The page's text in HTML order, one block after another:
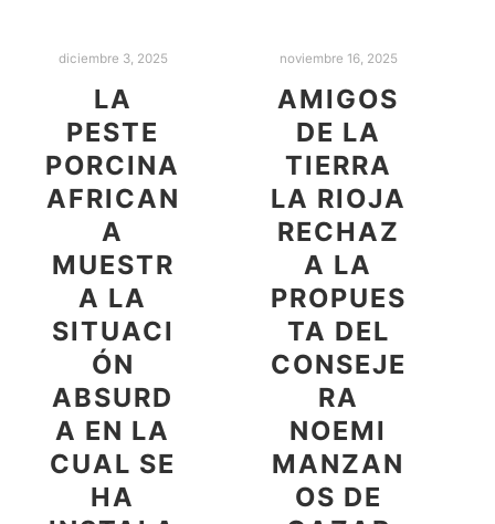
diciembre 3, 2025
LA
PESTE
PORCINA
AFRICAN
A
MUESTR
A LA
SITUACI
ÓN
ABSURD
A EN LA
CUAL SE
HA
noviembre 16, 2025
AMIGOS
DE LA
TIERRA
LA RIOJA
RECHAZ
A LA
PROPUES
TA DEL
CONSEJE
RA
NOEMI
MANZAN
OS DE